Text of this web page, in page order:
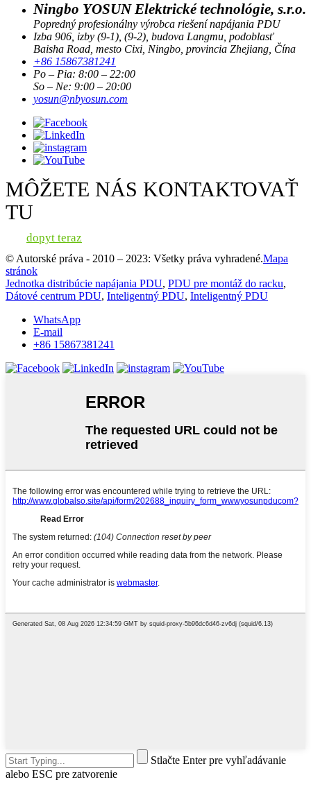
Ningbo YOSUN Elektrické technológie, s.r.o.
Popredný profesionálny výrobca riešení napájania PDU
Izba 906, izby (9-1), (9-2), budova Langmu, podoblasť
Baisha Road, mesto Cixi, Ningbo, provincia Zhejiang, Čína
+86 15867381241
Po – Pia: 8:00 – 22:00
So – Ne: 9:00 – 20:00
yosun@nbyosun.com
MÔŽETE NÁS KONTAKTOVAŤ
TU
dopyt teraz
© Autorské práva - 2010 – 2023: Všetky práva vyhradené.Mapa
stránok
Jednotka distribúcie napájania PDU, PDU pre montáž do racku,
Dátové centrum PDU, Inteligentný PDU, Inteligentný PDU
WhatsApp
E-mail
+86 15867381241
Stlačte Enter pre vyhľadávanie
alebo ESC pre zatvorenie